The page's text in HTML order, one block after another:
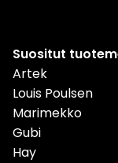
Suositut
Artek
Louis Poulsen
Marimekko
Gubi
Hay